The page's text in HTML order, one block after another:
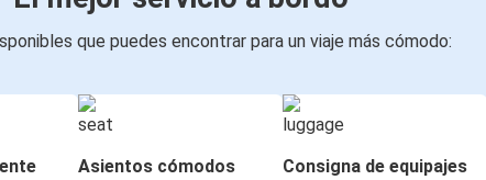
que puedes encontrar para un viaje más cómodo:
Asientos cómodos Consigna de equipajes